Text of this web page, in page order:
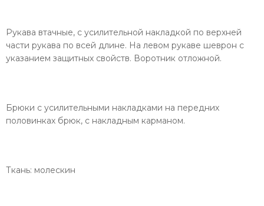
Рукава втачные, с усилительной накладкой по верхней
части рукава по всей длине. На левом рукаве шеврон с
указанием защитных свойств. Воротник отложной.
Брюки с усилительными накладками на передних
половинках брюк, с накладным карманом.
Ткань: молескин